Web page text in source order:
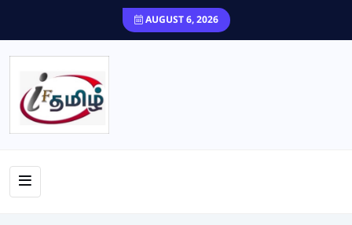
AUGUST 6, 2026